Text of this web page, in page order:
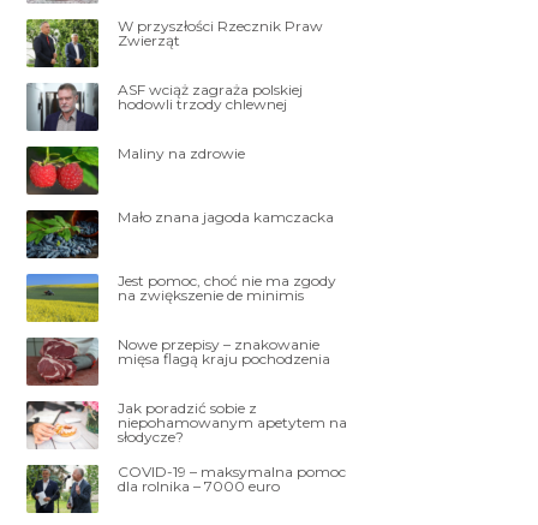
W przyszłości Rzecznik Praw
Zwierząt
ASF wciąż zagraża polskiej
hodowli trzody chlewnej
Maliny na zdrowie
Mało znana jagoda kamczacka
Jest pomoc, choć nie ma zgody
na zwiększenie de minimis
Nowe przepisy – znakowanie
mięsa flagą kraju pochodzenia
Jak poradzić sobie z
niepohamowanym apetytem na
słodycze?
COVID-19 – maksymalna pomoc
dla rolnika – 7000 euro